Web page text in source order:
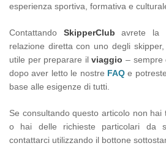
esperienza sportiva, formativa e
Contattando SkipperClub avrete la
relazione diretta con uno degli
utile per preparare ilviaggio – sempre
dopo aver letto le nostre FAQ e
base alle esigenze di tutti.
Se consultando questo articolo non
o hai delle richieste particolari da
contattarci utilizzando il bottone